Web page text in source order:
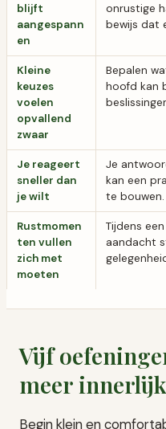
blijft
aangespann
en
onrustige
bewijs dat
Kleine
keuzes
voelen
opvallend
zwaar
Bepalen
hoofd kan
Je reageert
sneller dan
je wilt
Je
kan een
te bouwen.
Rustmomen
ten vullen
zich met
moeten
Tijdens
aandacht
Vijf
meer
Begin klein en